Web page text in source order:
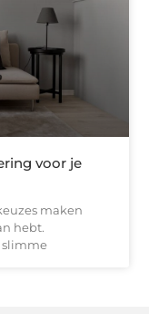
voor je
maken
hebt.
slimme